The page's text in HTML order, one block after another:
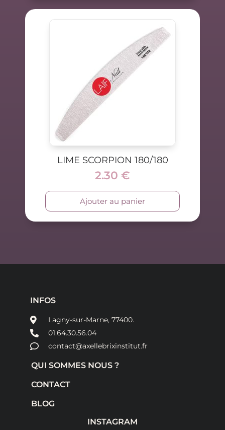
LIME SCORPION 180/180
2.30 €
Ajouter au panier
INFOS
Lagny-sur-Marne, 77400.
01.64.30.56.04
contact@axellebrixinstitut.fr
QUI SOMMES NOUS ?
CONTACT
BLOG
INSTAGRAM